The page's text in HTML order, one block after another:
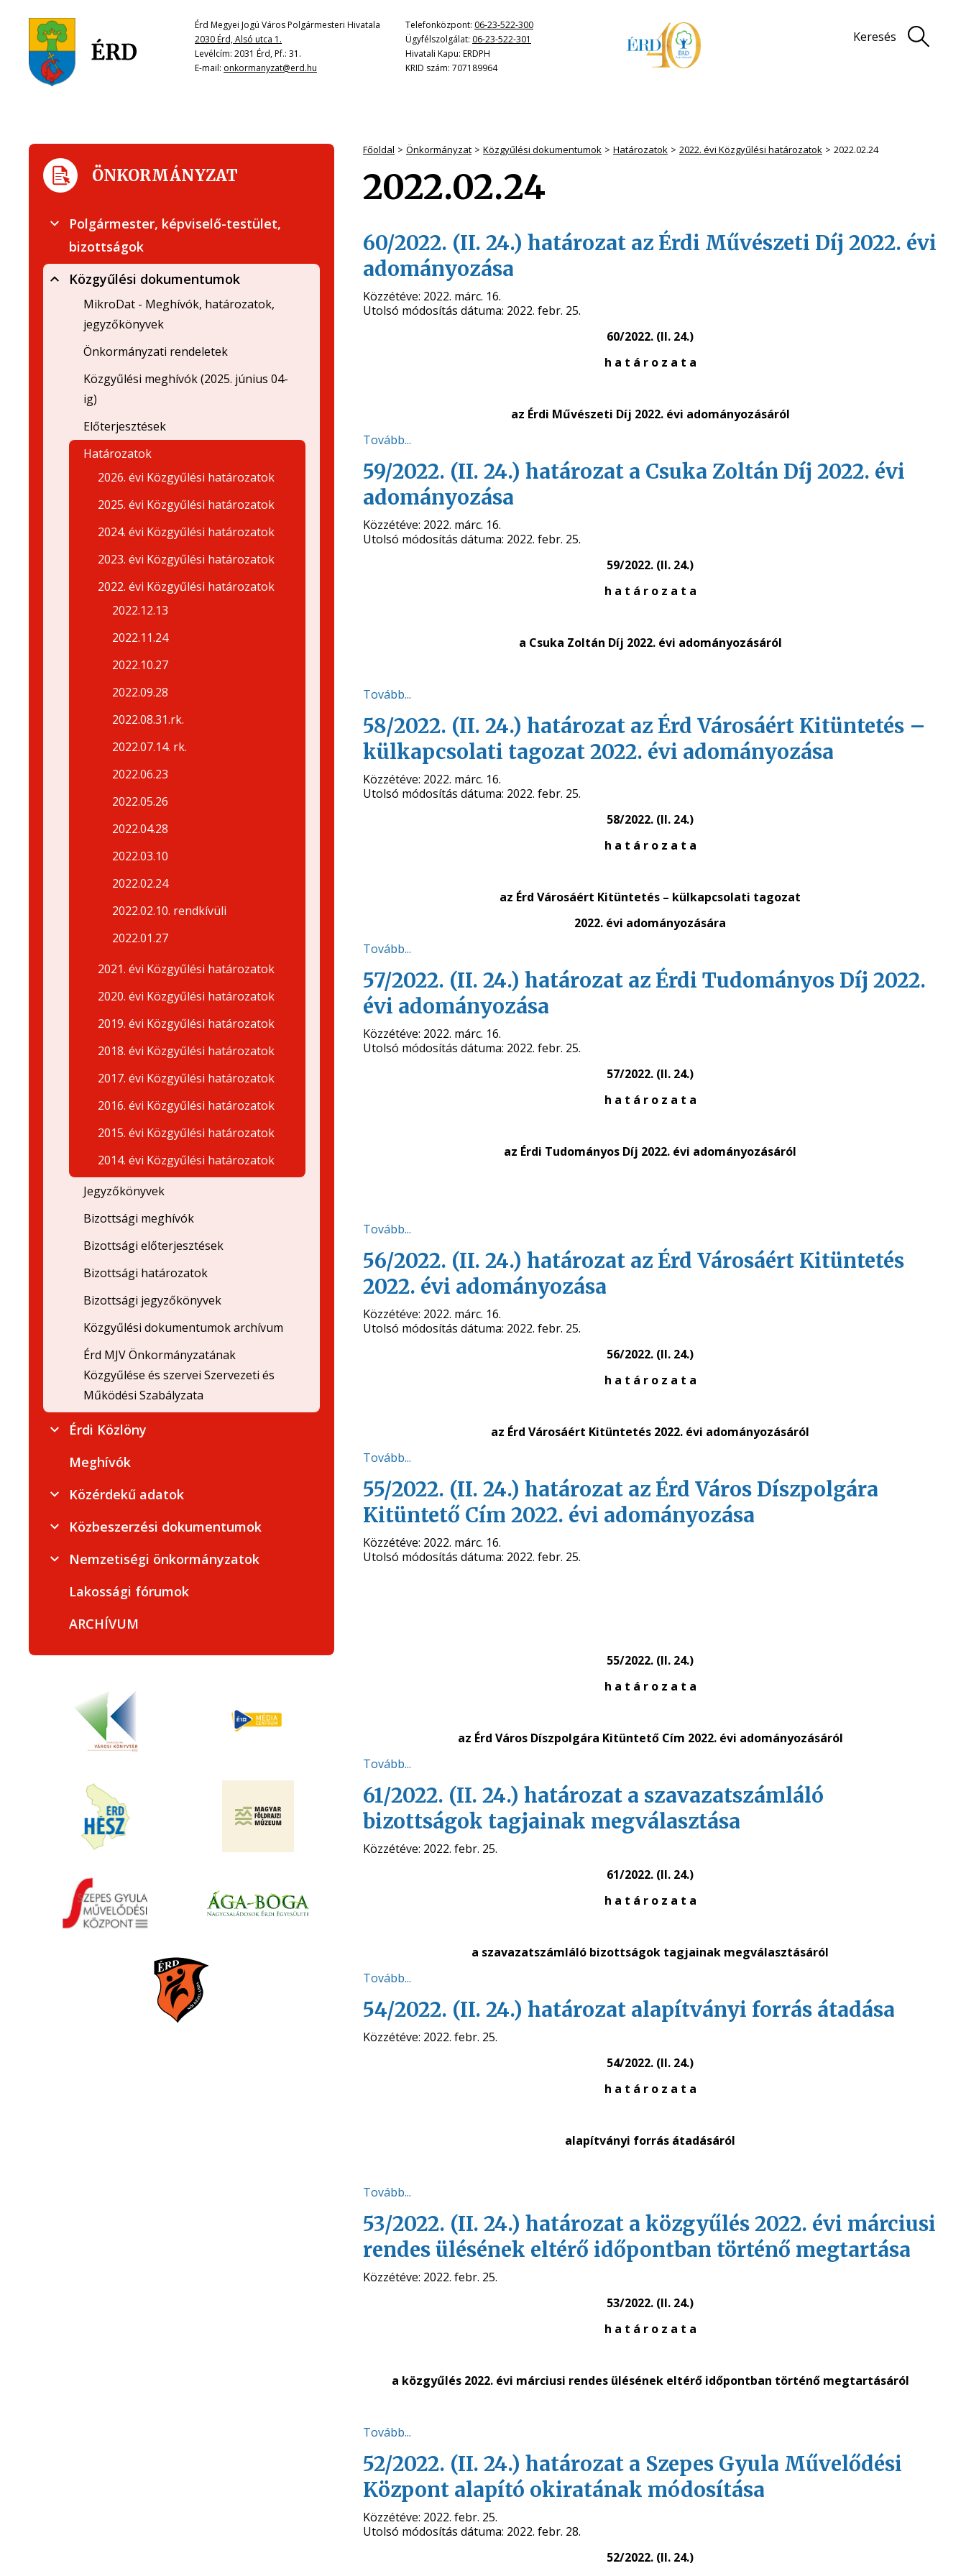
Érd Megyei Jogú Város Polgármesteri Hivatala
2030 Érd, Alsó utca 1.
Levélcím: 2031 Érd, Pf.: 31.
E-mail: onkormanyzat@erd.hu
Telefonközpont: 06-23-522-300
Ügyfélszolgálat: 06-23-522-301
Hivatali Kapu: ERDPH
KRID szám: 707189964
Keresés
Főoldal Önkormányzat Közgyűlési dokumentumok Határozatok 2022. évi Közgyűlési határozatok 2022.02.24
2022.02.24
60/2022. (II. 24.) határozat az Érdi Művészeti Díj 2022. évi
adományozása
Közzétéve: 2022. márc. 16.
Utolsó módosítás dátuma: 2022. febr. 25.
60/2022. (II. 24.)
h a t á r o z a t a
az Érdi Művészeti Díj 2022. évi adományozásáról
Tovább...
59/2022. (II. 24.) határozat a Csuka Zoltán Díj 2022. évi
adományozása
Közzétéve: 2022. márc. 16.
Utolsó módosítás dátuma: 2022. febr. 25.
59/2022. (II. 24.)
h a t á r o z a t a
a Csuka Zoltán Díj 2022. évi adományozásáról
Tovább...
58/2022. (II. 24.) határozat az Érd Városáért Kitüntetés –
külkapcsolati tagozat 2022. évi adományozása
Közzétéve: 2022. márc. 16.
Utolsó módosítás dátuma: 2022. febr. 25.
58/2022. (II. 24.)
h a t á r o z a t a
az Érd Városáért Kitüntetés – külkapcsolati tagozat
2022. évi adományozására
Tovább...
57/2022. (II. 24.) határozat az Érdi Tudományos Díj 2022.
évi adományozása
Közzétéve: 2022. márc. 16.
Utolsó módosítás dátuma: 2022. febr. 25.
57/2022. (II. 24.)
h a t á r o z a t a
az Érdi Tudományos Díj 2022. évi adományozásáról
Tovább...
56/2022. (II. 24.) határozat az Érd Városáért Kitüntetés
2022. évi adományozása
Közzétéve: 2022. márc. 16.
Utolsó módosítás dátuma: 2022. febr. 25.
56/2022. (II. 24.)
h a t á r o z a t a
az Érd Városáért Kitüntetés 2022. évi adományozásáról
Tovább...
55/2022. (II. 24.) határozat az Érd Város Díszpolgára
Kitüntető Cím 2022. évi adományozása
Közzétéve: 2022. márc. 16.
Utolsó módosítás dátuma: 2022. febr. 25.
55/2022. (II. 24.)
h a t á r o z a t a
az Érd Város Díszpolgára Kitüntető Cím 2022. évi adományozásáról
Tovább...
61/2022. (II. 24.) határozat a szavazatszámláló
bizottságok tagjainak megválasztása
Közzétéve: 2022. febr. 25.
61/2022. (II. 24.)
h a t á r o z a t a
a szavazatszámláló bizottságok tagjainak megválasztásáról
Tovább...
54/2022. (II. 24.) határozat alapítványi forrás átadása
Közzétéve: 2022. febr. 25.
54/2022. (II. 24.)
h a t á r o z a t a
alapítványi forrás átadásáról
Tovább...
53/2022. (II. 24.) határozat a közgyűlés 2022. évi márciusi
rendes ülésének eltérő időpontban történő megtartása
Közzétéve: 2022. febr. 25.
53/2022. (II. 24.)
h a t á r o z a t a
a közgyűlés 2022. évi márciusi rendes ülésének eltérő időpontban történő megtartásáról
Tovább...
52/2022. (II. 24.) határozat a Szepes Gyula Művelődési
Központ alapító okiratának módosítása
Közzétéve: 2022. febr. 25.
Utolsó módosítás dátuma: 2022. febr. 28.
52/2022. (II. 24.)
ÖNKORMÁNYZAT
Polgármester, képviselő-testület,
bizottságok
Közgyűlési dokumentumok
MikroDat - Meghívók, határozatok,
jegyzőkönyvek
Önkormányzati rendeletek
Közgyűlési meghívók (2025. június 04-
ig)
Előterjesztések
Határozatok
2026. évi Közgyűlési határozatok
2025. évi Közgyűlési határozatok
2024. évi Közgyűlési határozatok
2023. évi Közgyűlési határozatok
2022. évi Közgyűlési határozatok
2022.12.13
2022.11.24
2022.10.27
2022.09.28
2022.08.31.rk.
2022.07.14. rk.
2022.06.23
2022.05.26
2022.04.28
2022.03.10
2022.02.24
2022.02.10. rendkívüli
2022.01.27
2021. évi Közgyűlési határozatok
2020. évi Közgyűlési határozatok
2019. évi Közgyűlési határozatok
2018. évi Közgyűlési határozatok
2017. évi Közgyűlési határozatok
2016. évi Közgyűlési határozatok
2015. évi Közgyűlési határozatok
2014. évi Közgyűlési határozatok
Jegyzőkönyvek
Bizottsági meghívók
Bizottsági előterjesztések
Bizottsági határozatok
Bizottsági jegyzőkönyvek
Közgyűlési dokumentumok archívum
Érd MJV Önkormányzatának
Közgyűlése és szervei Szervezeti és
Működési Szabályzata
Érdi Közlöny
Meghívók
Közérdekű adatok
Közbeszerzési dokumentumok
Nemzetiségi önkormányzatok
Lakossági fórumok
ARCHÍVUM